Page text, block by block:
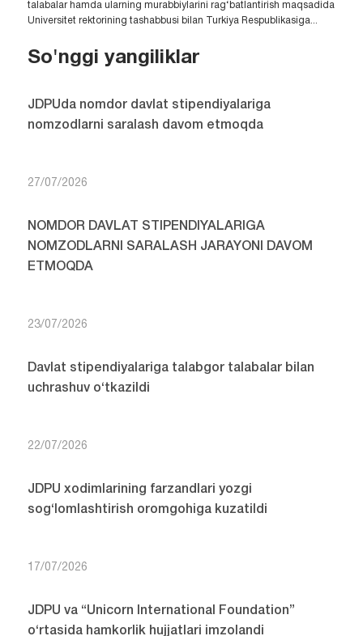
talabalar hamda ularning murabbiylarini rag‘batlantirish maqsadida
Universitet rektorining tashabbusi bilan Turkiya Respublikasiga...
So'nggi yangiliklar
JDPUda nomdor davlat stipendiyalariga
nomzodlarni saralash davom etmoqda
27/07/2026
NOMDOR DAVLAT STIPENDIYALARIGA
NOMZODLARNI SARALASH JARAYONI DAVOM
ETMOQDA
23/07/2026
Davlat stipendiyalariga talabgor talabalar bilan
uchrashuv o‘tkazildi
22/07/2026
JDPU xodimlarining farzandlari yozgi
sog‘lomlashtirish oromgohiga kuzatildi
17/07/2026
JDPU va “Unicorn International Foundation”
o‘rtasida hamkorlik hujjatlari imzolandi